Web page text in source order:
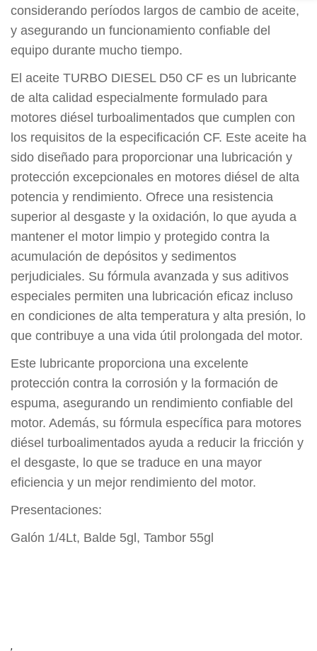
considerando períodos largos de cambio de aceite,
y asegurando un funcionamiento confiable del
equipo durante mucho tiempo.
El aceite TURBO DIESEL D50 CF es un lubricante
de alta calidad especialmente formulado para
motores diésel turboalimentados que cumplen con
los requisitos de la especificación CF. Este aceite ha
sido diseñado para proporcionar una lubricación y
protección excepcionales en motores diésel de alta
potencia y rendimiento. Ofrece una resistencia
superior al desgaste y la oxidación, lo que ayuda a
mantener el motor limpio y protegido contra la
acumulación de depósitos y sedimentos
perjudiciales. Su fórmula avanzada y sus aditivos
especiales permiten una lubricación eficaz incluso
en condiciones de alta temperatura y alta presión, lo
que contribuye a una vida útil prolongada del motor.
Este lubricante proporciona una excelente
protección contra la corrosión y la formación de
espuma, asegurando un rendimiento confiable del
motor. Además, su fórmula específica para motores
diésel turboalimentados ayuda a reducir la fricción y
el desgaste, lo que se traduce en una mayor
eficiencia y un mejor rendimiento del motor.
Presentaciones:
Galón 1/4Lt, Balde 5gl, Tambor 55gl
,